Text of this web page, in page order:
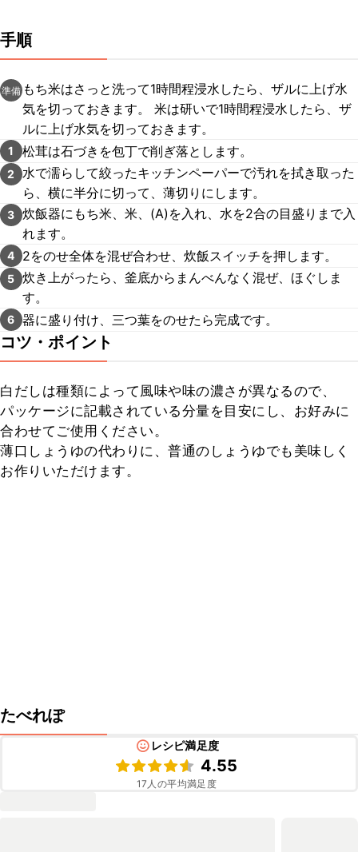
手順
準備 もち米はさっと洗って1時間程浸水したら、ザルに上げ水
気を切っておきます。 米は研いで1時間程浸水したら、ザ
ルに上げ水気を切っておきます。
1 松茸は石づきを包丁で削ぎ落とします。
2
水で濡らして絞ったキッチンペーパーで汚れを拭き取った
ら、横に半分に切って、薄切りにします。
3 炊飯器にもち米、米、(A)を入れ、水を2合の目盛りまで入
れます。
4 2をのせ全体を混ぜ合わせ、炊飯スイッチを押します。
5 炊き上がったら、釜底からまんべんなく混ぜ、ほぐしま
す。
6 器に盛り付け、三つ葉をのせたら完成です。
コツ・ポイント
白だしは種類によって風味や味の濃さが異なるので、
パッケージに記載されている分量を目安にし、お好みに
合わせてご使用ください。
薄口しょうゆの代わりに、普通のしょうゆでも美味しく
お作りいただけます。
たべれぽ
レシピ満足度
4.55
17 人の平均満足度